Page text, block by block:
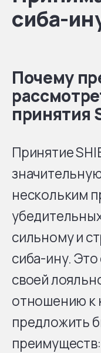
сиба-
Почему
принятия
Принятие
нескольким
сильному и
сиба-ину.
своей
отношению к
предложить
преимуществ: